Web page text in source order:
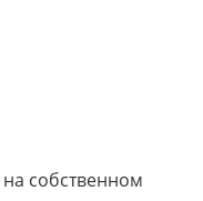
собственном